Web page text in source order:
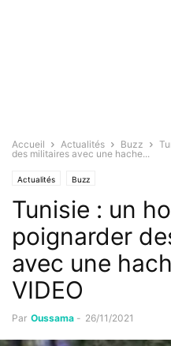
Accueil Actualités Buzz
des militaires avec une hache...
Actualités Buzz
Tunisie : un
poignarder
avec une
VIDEO
Par Oussama - 26/11/2021